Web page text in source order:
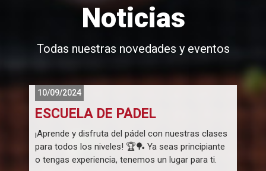
Noticias
Todas nuestras novedades y eventos
10/09/2024
ESCUELA DE PÁDEL
¡Aprende y disfruta del pádel con nuestras clases
para todos los niveles! 🏆🏓 Ya seas principiante
o tengas experiencia, tenemos un lugar para ti.